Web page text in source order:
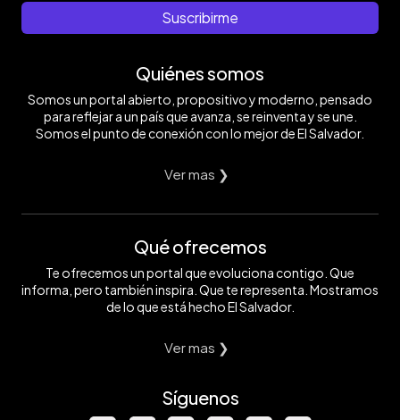
Suscribirme
Quiénes somos
Somos un portal abierto, propositivo y moderno, pensado
para reflejar a un país que avanza, se reinventa y se une.
Somos el punto de conexión con lo mejor de El Salvador.
Ver mas ❯
Qué ofrecemos
Te ofrecemos un portal que evoluciona contigo. Que
informa, pero también inspira. Que te representa. Mostramos
de lo que está hecho El Salvador.
Ver mas ❯
Síguenos